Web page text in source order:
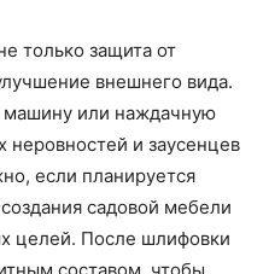
только защита от
внешнего вида.
машину или наждачную
неровностей и заусенцев
если планируется
садовой мебели
целей. После шлифовки